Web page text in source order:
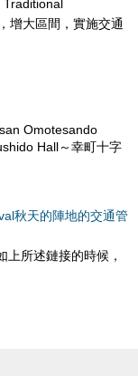
Traditional
增大區間，實施交通
Omotesando
Hall～幸町十字
秋天的陣地的交通管
所述鏈接的時候，